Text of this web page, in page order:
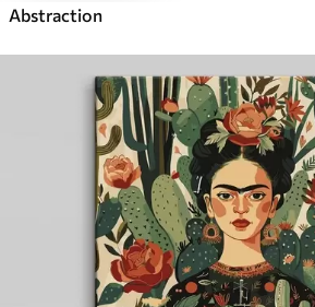
Abstraction